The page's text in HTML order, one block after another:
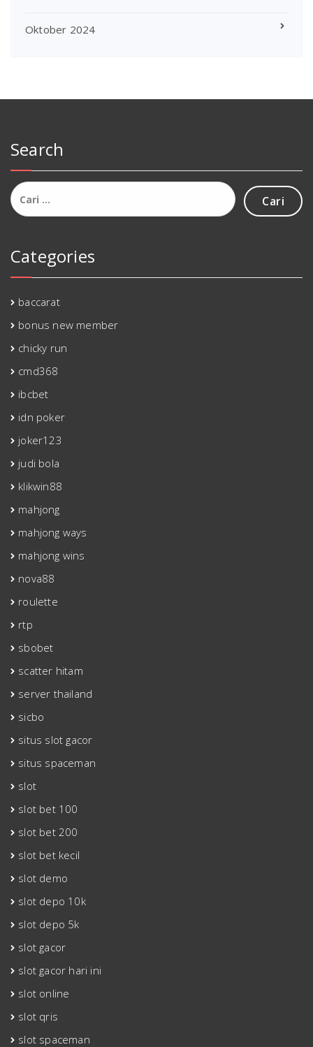
Oktober 2024
Search
Cari
untuk:
Categories
baccarat
bonus new member
chicky run
cmd368
ibcbet
idn poker
joker123
judi bola
klikwin88
mahjong
mahjong ways
mahjong wins
nova88
roulette
rtp
sbobet
scatter hitam
server thailand
sicbo
situs slot gacor
situs spaceman
slot
slot bet 100
slot bet 200
slot bet kecil
slot demo
slot depo 10k
slot depo 5k
slot gacor
slot gacor hari ini
slot online
slot qris
slot spaceman